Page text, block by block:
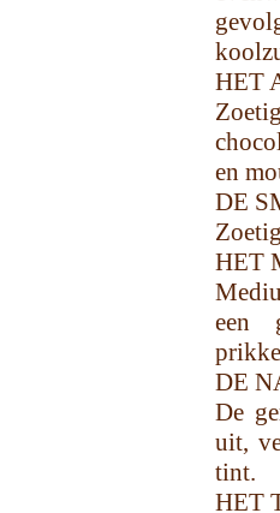
HET
en
DE
HET
een
DE
De
uit,
tint.
HET